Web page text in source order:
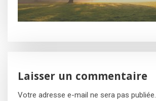
Laisser un commentaire
Votre adresse e-mail ne sera pas publiée.